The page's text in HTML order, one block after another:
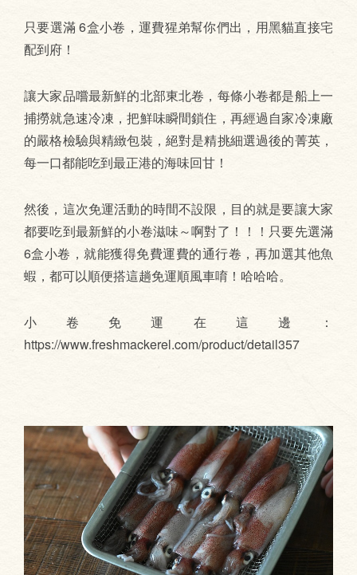
只要選滿 6盒小卷，運費猩弟幫你們出，用黑貓直接宅
配到府！
讓大家品嚐最新鮮的北部東北卷，每條小卷都是船上一
捕撈就急速冷凍，把鮮味瞬間鎖住，再經過自家冷凍廠
的嚴格檢驗與精緻包裝，絕對是精挑細選過後的菁英，
每一口都能吃到最正港的海味回甘！
然後，這次免運活動的時間不設限，目的就是要讓大家
都要吃到最新鮮的小卷滋味～啊對了！！！只要先選滿
6盒小卷，就能獲得免費運費的通行卷，再加選其他魚
蝦，都可以順便搭這趟免運順風車唷！哈哈哈。
小卷免運在這邊：
https://www.freshmackerel.com/product/detail357